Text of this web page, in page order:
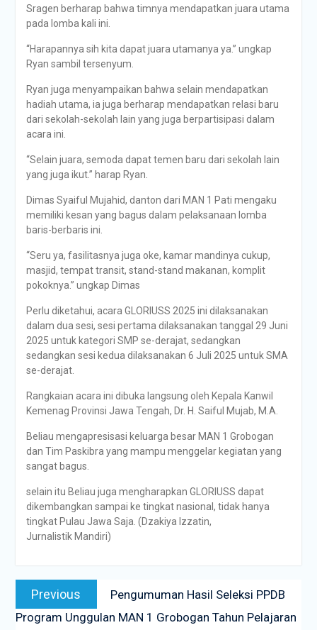
Sragen berharap bahwa timnya mendapatkan juara utama
pada lomba kali ini.
“Harapannya sih kita dapat juara utamanya ya.” ungkap
Ryan sambil tersenyum.
Ryan juga menyampaikan bahwa selain mendapatkan
hadiah utama, ia juga berharap mendapatkan relasi baru
dari sekolah-sekolah lain yang juga berpartisipasi dalam
acara ini.
“Selain juara, semoda dapat temen baru dari sekolah lain
yang juga ikut.” harap Ryan.
Dimas Syaiful Mujahid, danton dari MAN 1 Pati mengaku
memiliki kesan yang bagus dalam pelaksanaan lomba
baris-berbaris ini.
“Seru ya, fasilitasnya juga oke, kamar mandinya cukup,
masjid, tempat transit, stand-stand makanan, komplit
pokoknya.” ungkap Dimas
Perlu diketahui, acara GLORIUSS 2025 ini dilaksanakan
dalam dua sesi, sesi pertama dilaksanakan tanggal 29 Juni
2025 untuk kategori SMP se-derajat, sedangkan
sedangkan sesi kedua dilaksanakan 6 Juli 2025 untuk SMA
se-derajat.
Rangkaian acara ini dibuka langsung oleh Kepala Kanwil
Kemenag Provinsi Jawa Tengah, Dr. H. Saiful Mujab, M.A.
Beliau mengapresisasi keluarga besar MAN 1 Grobogan
dan Tim Paskibra yang mampu menggelar kegiatan yang
sangat bagus.
selain itu Beliau juga mengharapkan GLORIUSS dapat
dikembangkan sampai ke tingkat nasional, tidak hanya
tingkat Pulau Jawa Saja. (Dzakiya Izzatin,
Jurnalistik Mandiri)
Previous
Pengumuman Hasil Seleksi PPDB
Program Unggulan MAN 1 Grobogan Tahun Pelajaran